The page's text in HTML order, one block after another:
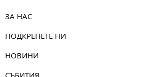
ЗА НАС
ПОДКРЕПЕТЕ НИ
НОВИНИ